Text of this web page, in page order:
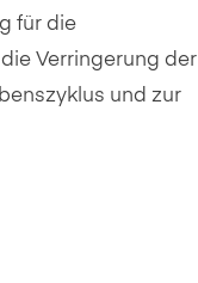
für die
Verringerung der
und zur